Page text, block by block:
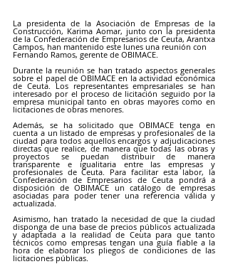
La presidenta de la Asociación de Empresas de la
Construcción, Karima Aomar, junto con la presidenta
de la Confederación de Empresarios de Ceuta, Arantxa
Campos, han mantenido este lunes una reunión con
Fernando Ramos, gerente de OBIMACE.
Durante la reunión se han tratado aspectos generales
sobre el papel de OBIMACE en la actividad económica
de Ceuta. Los representantes empresariales se han
interesado por el proceso de licitación seguido por la
empresa municipal tanto en obras mayores como en
licitaciones de obras menores.
Además, se ha solicitado que OBIMACE tenga en
cuenta a un listado de empresas y profesionales de la
ciudad para todos aquellos encargos y adjudicaciones
directas que realice, de manera que todas las obras y
proyectos se puedan distribuir de manera
transparente e igualitaria entre las empresas y
profesionales de Ceuta. Para facilitar esta labor, la
Confederación de Empresarios de Ceuta pondrá a
disposición de OBIMACE un catálogo de empresas
asociadas para poder tener una referencia válida y
actualizada.
Asimismo, han tratado la necesidad de que la ciudad
disponga de una base de precios públicos actualizada
y adaptada a la realidad de Ceuta para que tanto
técnicos como empresas tengan una guía fiable a la
hora de elaborar los pliegos de condiciones de las
licitaciones públicas.